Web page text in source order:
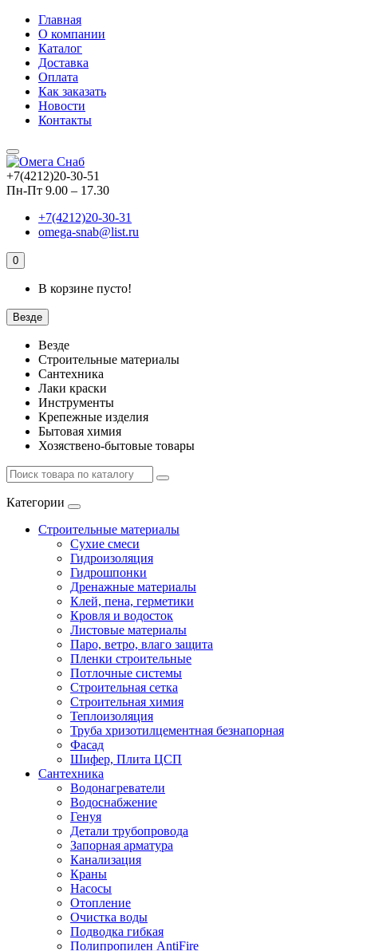
Главная
О компании
Каталог
Доставка
Оплата
Как заказать
Новости
Контакты
+7(4212)20-30-51
Пн-Пт 9.00 – 17.30
+7(4212)20-30-31
omega-snab@list.ru
0
В корзине пусто!
Везде
Везде
Строительные материалы
Сантехника
Лаки краски
Инструменты
Крепежные изделия
Бытовая химия
Хозяствено-бытовые товары
Категории
Строительные материалы
Сухие смеси
Гидроизоляция
Гидрошпонки
Дренажные материалы
Клей, пена, герметики
Кровля и водосток
Листовые материалы
Паро, ветро, влаго защита
Пленки строительные
Потлочные системы
Строительная сетка
Строительная химия
Теплоизоляция
Труба хризотилцементная безнапорная
Фасад
Шифер, Плита ЦСП
Сантехника
Водонагреватели
Водоснабжение
Генуя
Детали трубопровода
Запорная арматура
Канализация
Краны
Насосы
Отопление
Очистка воды
Подводка гибкая
Полипропилен AntiFire